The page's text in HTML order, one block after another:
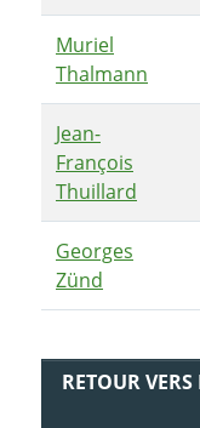
Muriel
Thalmann
Jean-
François
Thuillard
Georges
Zünd
RETOUR